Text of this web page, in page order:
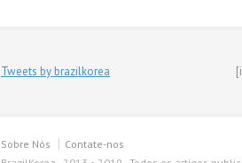
Tweets by brazilkorea
Sobre Nós
Contate-nos